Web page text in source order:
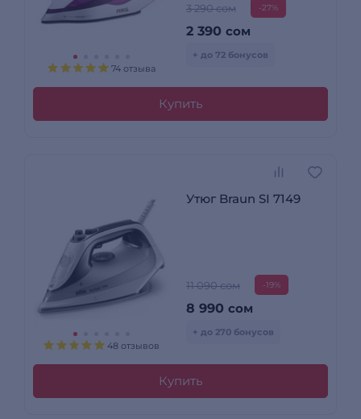
74 отзыва
3 290 сом -27%
2 390 сом
+ до 72 бонусов
Купить
48 отзывов
Утюг Braun SI 7149
11 090 сом -19%
8 990 сом
+ до 270 бонусов
Купить